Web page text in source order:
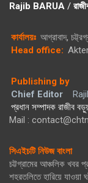
Rajib BARUA /
কার্যালয়ঃ আগ্রাবাদ,
Head office:
Publishing by
Chief Editor
প্রধান সম্পাদক রাজীব
Mail :
সিএইচটি নিউজ বাংলা
চট্টগ্রামের আঞ্চলিক খবর
শহরতলিতে হারিয়ে যাওয়া